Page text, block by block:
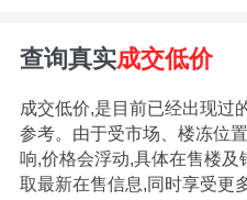
查询真实成交低价
成交低价,是目前已经出现过
参考。由于受市场、楼冻位
响,价格会浮动,具体在售楼
取最新在售信息,同时享受更